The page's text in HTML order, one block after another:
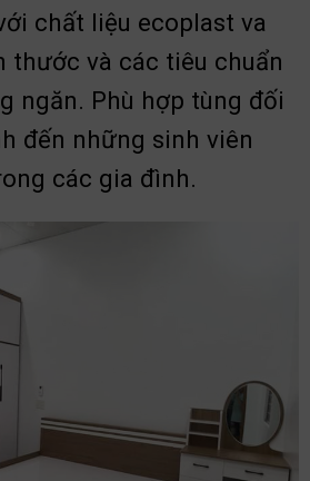
chất liệu ecoplast va
thước và các tiêu chuẩn
ngăn. Phù hợp tùng đối
đến những sinh viên
các gia đình.